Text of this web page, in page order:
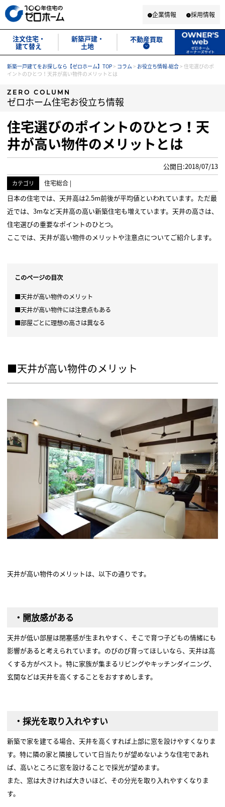
企業情報 採用情報
注文住宅・
建て替え
新築戸建・
土地
不動産買取
新築一戸建てをお探しなら【ゼロホーム】TOP> コラム > お役立ち情報-総合> 住宅選びのポ
イントのひとつ！天井が高い物件のメリットとは
ZERO COLUMN
ゼロホーム住宅お役立ち情報
住宅選びのポイントのひとつ！天
井が高い物件のメリットとは
カテゴリ 住宅総合 |
公開日:2018/07/13
日本の住宅では、天井高は2.5m前後が平均値といわれています。ただ最
近では、3mなど天井高の高い新築住宅も増えています。天井の高さは、
住宅選びの重要なポイントのひとつ。
ここでは、天井が高い物件のメリットや注意点についてご紹介します。
このページの目次
■天井が高い物件のメリット
■天井が高い物件には注意点もある
■部屋ごとに理想の高さは異なる
■天井が高い物件のメリット
天井が高い物件のメリットは、以下の通りです。
・開放感がある
天井が低い部屋は閉塞感が生まれやすく、そこで育つ子どもの情緒にも
影響があると考えられています。のびのび育ってほしいなら、天井は高
くする方がベスト。特に家族が集まるリビングやキッチンダイニング、
玄関などは天井を高くすることをおすすめします。
・採光を取り入れやすい
新築で家を建てる場合、天井を高くすれば上部に窓を設けやすくなりま
す。特に隣の家と隣接していて日当たりが望めないような住宅であれ
ば、高いところに窓を設けることで採光が望めます。
また、窓は大きければ大きいほど、その分光を取り入れやすくなりま
す。